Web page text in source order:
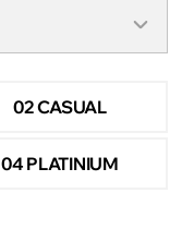
02 CASUAL
04 PLATINIUM